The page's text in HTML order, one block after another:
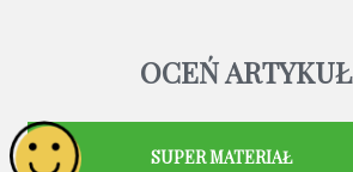
OCEŃ ARTYKUŁ
SUPER MATERIAŁ